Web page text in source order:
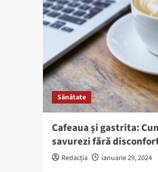
Sănătate
Cafeaua și gastrita:
savurezi fără
Redacția ianuarie 29, 2024